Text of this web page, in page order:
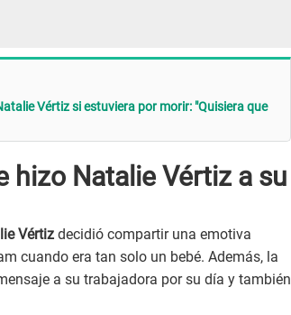
Vértiz si estuviera por morir: "Quisiera que
hizo Natalie Vértiz a su
Vértiz decidió compartir una emotiva
cuando era tan solo un bebé. Además, la
a su trabajadora por su día y también